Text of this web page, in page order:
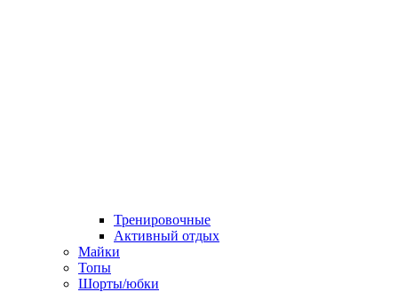
Тренировочные
Активный отдых
Майки
Топы
Шорты/юбки